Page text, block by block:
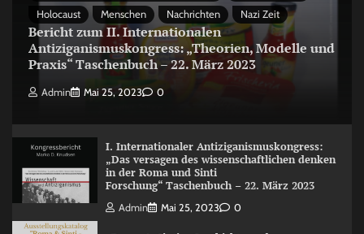
Holocaust
Menschen Nachrichten Nazi Zeit
Bericht zum II. Internationalen
Antiziganismuskongress: „Theorien, Modelle und
Praxis“ Taschenbuch – 22. März 2023
Admin Mai 25, 2023 0
I. Internationaler Antiziganismuskongress:
„Das versagen des wissenschaftlichen denken
in der Roma und Sinti
Forschung“ Taschenbuch – 22. März 2023
Admin Mai 25, 2023 0